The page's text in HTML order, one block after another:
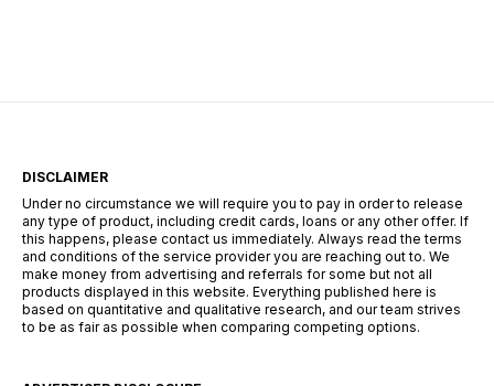
analiza i zatwierdzenie wnioskowanych kwot
DISCLAIMER
Under no circumstance we will require you to pay in order to release
any type of product, including credit cards, loans or any other offer. If
this happens, please contact us immediately. Always read the terms
and conditions of the service provider you are reaching out to. We
make money from advertising and referrals for some but not all
products displayed in this website. Everything published here is
based on quantitative and qualitative research, and our team strives
to be as fair as possible when comparing competing options.